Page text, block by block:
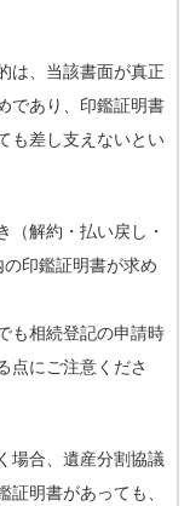
は、当該書面が真正
であり、印鑑証明書
も差し支えないとい
（解約・払い戻し・
印鑑証明書が求め
も相続登記の申請時
点にご注意くださ
場合、遺産分割協議
明書があっても、